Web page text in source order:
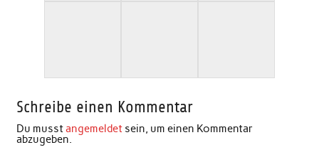
Schreibe einen Kommentar
Du musstangemeldetsein, um einen Kommentar
abzugeben.